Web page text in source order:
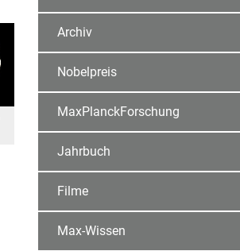
Archiv
Nobelpreis
MaxPlanckForschung
Jahrbuch
Filme
Max-Wissen